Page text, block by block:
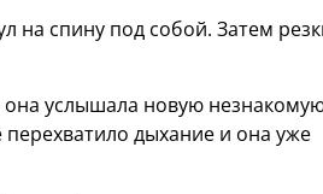
на спину под собой. Затем
услышала новую
перехватило дыхание и она уже